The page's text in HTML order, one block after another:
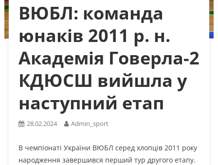
ВЮБЛ: команда
юнаків 2011 р. н.
Академія Говерла-2
КДЮСШ вийшла у
наступний етап
28.02.2024 Admin_sport
В чемпіонаті України ВЮБЛ серед хлопців 2011 року
народження завершився перший тур другого етапу.